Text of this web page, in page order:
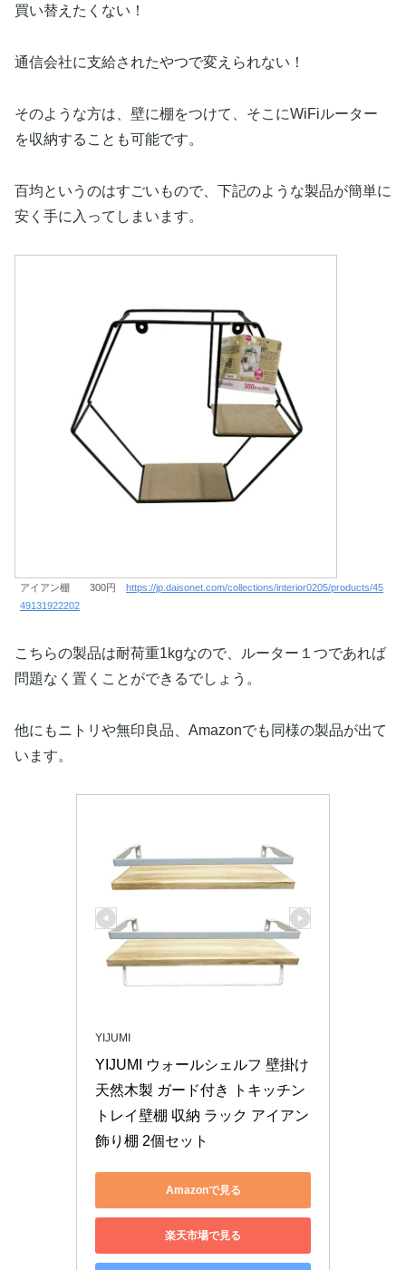
買い替えたくない！
通信会社に支給されたやつで変えられない！
そのような方は、壁に棚をつけて、そこにWiFiルーター
を収納することも可能です。
百均というのはすごいもので、下記のような製品が簡単に
安く手に入ってしまいます。
アイアン棚 300円 https://jp.daisonet.com/collections/interior0205/products/45
49131922202
こちらの製品は耐荷重1kgなので、ルーター１つであれば
問題なく置くことができるでしょう。
他にもニトリや無印良品、Amazonでも同様の製品が出て
います。
YIJUMI
YIJUMI ウォールシェルフ 壁掛け
天然木製 ガード付き トキッチン
トレイ壁棚 収納 ラック アイアン
飾り棚 2個セット
Amazonで見る
楽天市場で見る